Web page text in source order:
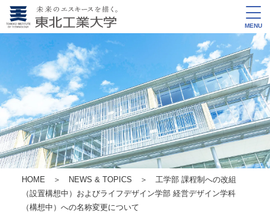
MENU
HOME ＞ NEWS & TOPICS ＞ 工学部 課程制への改組
（設置構想中）およびライフデザイン学部 経営デザイン学科
（構想中）への名称変更について